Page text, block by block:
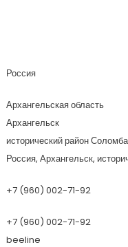
Россия
Архангельская область
Архангельск
исторический район
Россия, Архангельск,
+7 (960) 002-71-92
+7 (960) 002-71-92
beeline